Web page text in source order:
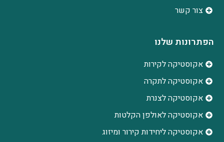
צור קשר
הפתרונות שלנו
אקוסטיקה לקירות
אקוסטיקה לתקרה
אקוסטיקה לצנרת
אקוסטיקה לאולפן הקלטות
‫אקוסטיקה ליחידות קירור ומיזוג